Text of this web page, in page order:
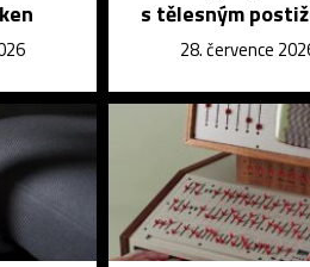
s tělesným
28. července